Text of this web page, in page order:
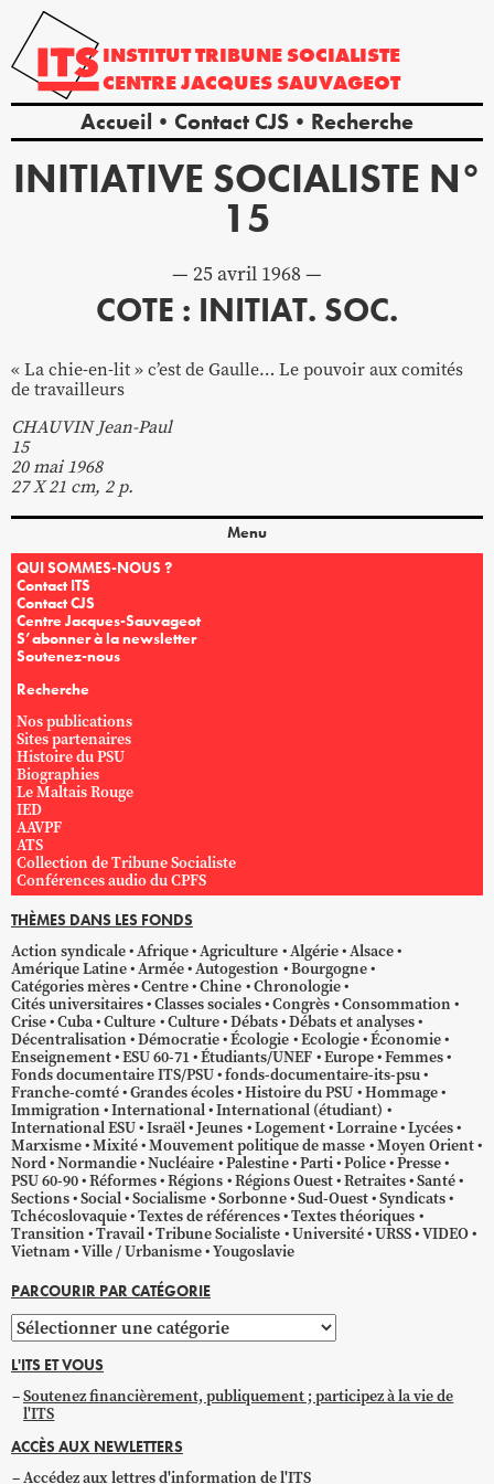
INSTITUTTRIBUNE SOCIALISTE
CENTREJACQUES SAUVAGEOT
Accueil Contact CJS Recherche
INITIATIVE SOCIALISTE N°
15
25 avril 1968
COTE : INITIAT. SOC.
« La chie-en-lit » c’est de Gaulle… Le pouvoir aux comités
de travailleurs
CHAUVIN Jean-Paul
15
20 mai 1968
27 X 21 cm, 2 p.
Menu
QUI SOMMES-NOUS ?
Contact ITS
Contact CJS
Centre Jacques-Sauvageot
S’abonner à la newsletter
Soutenez-nous
Recherche
Nos publications
Sites partenaires
Histoire du PSU
Biographies
Le Maltais Rouge
IED
AAVPF
ATS
Collection de Tribune Socialiste
Conférences audio du CPFS
THÈMES DANS LES FONDS
Action syndicale Afrique Agriculture Algérie Alsace
Amérique Latine Armée Autogestion
Bourgogne
Catégories mères Centre Chine Chronologie
Cités universitaires Classes sociales Congrès Consommation
Crise Cuba Culture Culture Débats Débats et analyses
Décentralisation Démocratie Écologie Ecologie Économie
Enseignement ESU 60-71 Étudiants/UNEF Europe Femmes
Fonds documentaire ITS/PSU fonds-documentaire-its-psu
Franche-comté Grandes écoles Histoire du PSU Hommage
Immigration International International (étudiant)
International ESU Israël Jeunes Logement Lorraine Lycées
Marxisme Mixité Mouvement politique de masse Moyen Orient
Nord Normandie Nucléaire Palestine Parti Police Presse
PSU 60-90 Réformes Régions Régions Ouest Retraites Santé
Sections Social Socialisme Sorbonne Sud-Ouest Syndicats
Tchécoslovaquie Textes de références Textes théoriques
Transition Travail Tribune Socialiste Université URSS VIDEO
Vietnam Ville / Urbanisme Yougoslavie
PARCOURIR PAR CATÉGORIE
Parcourir
par
catégorie
L'ITS ET VOUS
Soutenez financièrement, publiquement ; participez à la vie de
l'ITS
ACCÈS AUX NEWLETTERS
Accédez aux lettres d'information de l'ITS